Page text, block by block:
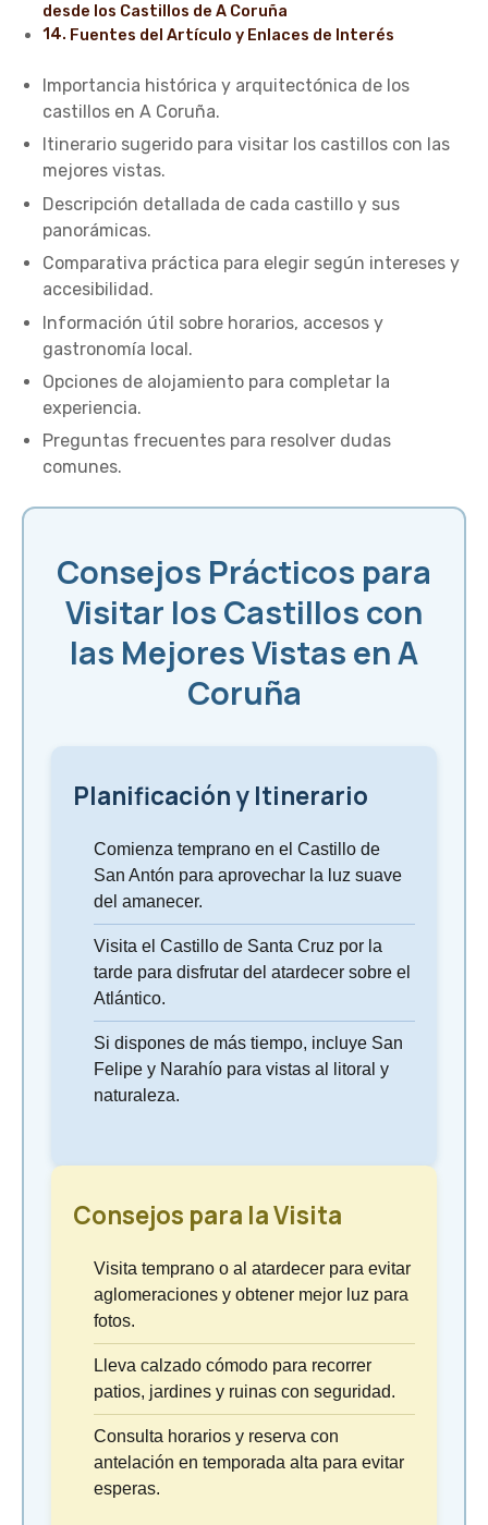
desde los Castillos de A Coruña
Fuentes del Artículo y Enlaces de Interés
Importancia histórica y arquitectónica de los
castillos en A Coruña.
Itinerario sugerido para visitar los castillos con las
mejores vistas.
Descripción detallada de cada castillo y sus
panorámicas.
Comparativa práctica para elegir según intereses y
accesibilidad.
Información útil sobre horarios, accesos y
gastronomía local.
Opciones de alojamiento para completar la
experiencia.
Preguntas frecuentes para resolver dudas
comunes.
Consejos Prácticos para
Visitar los Castillos con
las Mejores Vistas en A
Coruña
Planificación y Itinerario
Comienza temprano en el Castillo de
San Antón para aprovechar la luz suave
del amanecer.
Visita el Castillo de Santa Cruz por la
tarde para disfrutar del atardecer sobre el
Atlántico.
Si dispones de más tiempo, incluye San
Felipe y Narahío para vistas al litoral y
naturaleza.
Consejos para la Visita
Visita temprano o al atardecer para evitar
aglomeraciones y obtener mejor luz para
fotos.
Lleva calzado cómodo para recorrer
patios, jardines y ruinas con seguridad.
Consulta horarios y reserva con
antelación en temporada alta para evitar
esperas.